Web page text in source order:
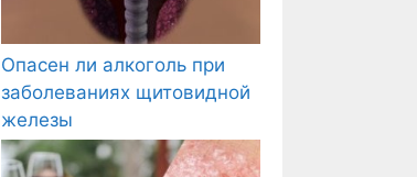
Опасен ли алкоголь при
заболеваниях щитовидной
железы